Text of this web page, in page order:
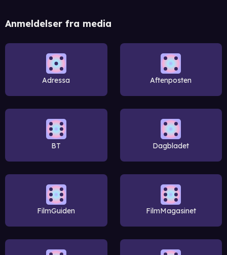
Anmeldelser fra media
Adressa Aftenposten
BT Dagbladet
FilmGuiden FilmMagasinet